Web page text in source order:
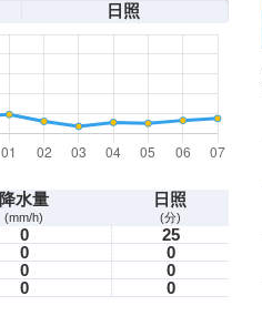
日照
降水量
(mm/h)
日照
(分)
0
25
0
0
0
0
0 0